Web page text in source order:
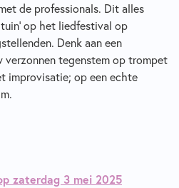
de professionals. Dit alles
op het liedfestival op
Denk aan een
verzonnen tegenstem op trompet
improvisatie; op een echte
zaterdag 3 mei 2025